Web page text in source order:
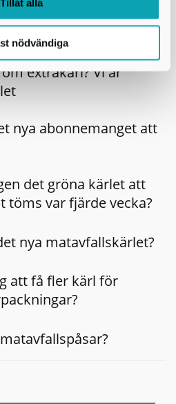
Tillåt alla
nödvändiga
så stort?
extrakärl? Vi är
nya abonnemanget att
det gröna kärlet att
töms var fjärde vecka?
nya matavfallskärlet?
att få fler kärl för